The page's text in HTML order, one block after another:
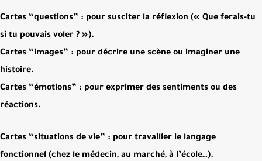
Cartes “questions” : pour susciter la réflexion (« Que ferais-tu
si tu pouvais voler ? »).
Cartes “images” : pour décrire une scène ou imaginer une
histoire.
Cartes “émotions” : pour exprimer des sentiments ou des
réactions.
Cartes “situations de vie” : pour travailler le langage
fonctionnel (chez le médecin, au marché, à l’école…).